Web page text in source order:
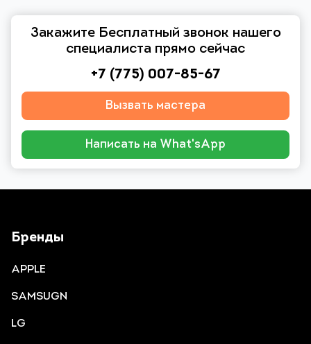
Закажите Бесплатный звонок нашего
специалиста прямо сейчас
+7 (775) 007-85-67
Вызвать мастера
Написать на What'sApp
Бренды
APPLE
SAMSUGN
LG